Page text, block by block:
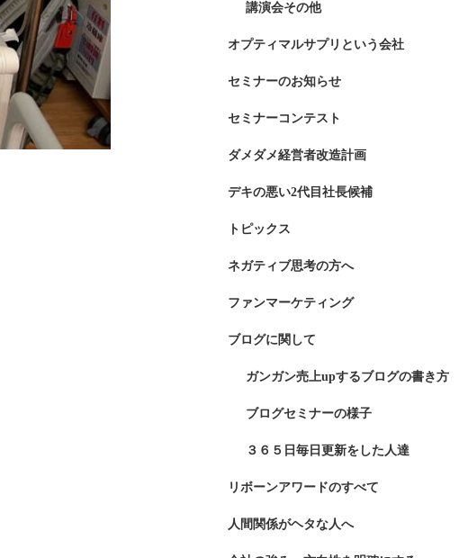
講演会その他
オプティマルサプリという会社
セミナーのお知らせ
セミナーコンテスト
ダメダメ経営者改造計画
デキの悪い2代目社長候補
トピックス
ネガティブ思考の方へ
ファンマーケティング
ブログに関して
ガンガン売上upするブログの書き方
ブログセミナーの様子
３６５日毎日更新をした人達
リボーンアワードのすべて
人間関係がヘタな人へ